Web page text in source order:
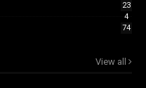
23
4
74
View all